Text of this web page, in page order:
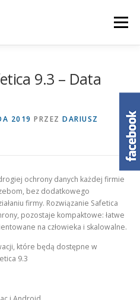
Menu
9.3 – Data
2019 PRZEZ DARIUSZ
ochrony danych każdej firmie
bez dodatkowego
firmy. Rozwiązanie Safetica
pozostaje kompaktowe: łatwe
na człowieka i skalowalne.
które będą dostępne w
9.3